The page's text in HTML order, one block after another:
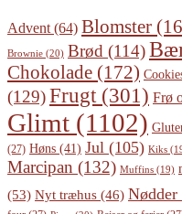
Advent (64) Blomster
Brownie (20) Brød (114)
Chokolade (172)
(129)Frugt (301) Frø
Glimt (1102)
(27) Høns (41) Jul (105) Kiks
Marcipan (132) Muffins (19)
(53) Nyt træhus (46) Nødder